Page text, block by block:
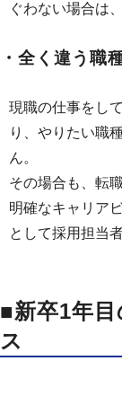
ぐわない場合は
・全く違う職
現職の仕事をし
り、やりたい職
ん。
その場合も、転
明確なキャリア
として採用担当
■新卒1年
ス